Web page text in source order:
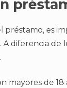
préstamo, es
A diferencia
mayores de